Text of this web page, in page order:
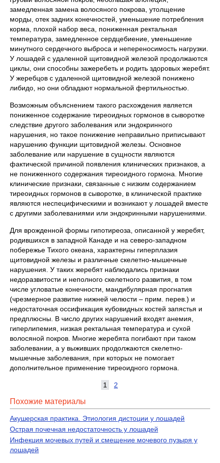
замедленная замена волосяного покрова, утолщение
морды, отек задних конечностей, уменьшение потребления
корма, плохой набор веса, пониженная ректальная
температура, замедленное сердцебиение, уменьшение
минутного сердечного выброса и непереносимость нагрузки.
У лошадей с удаленной щитовидной железой продолжаются
циклы, они способны зажеребеть и родить здоровых жеребят.
У жеребцов с удаленной щитовидной железой понижено
либидо, но они обладают нормальной фертильностью.
Возможным объяснением такого расхождения является
пониженное содержание тиреоидных гормонов в сыворотке
следствие другого заболевания или эндокринного
нарушения, но такое понижение неправильно приписывают
нарушению функции щитовидной железы. Основное
заболевание или нарушение в сущности являются
фактической причиной появления клинических признаков, а
не пониженного содержания тиреоидного гормона. Многие
клинические признаки, связанные с низким содержанием
тиреоидных гормонов в сыворотке, в клинической практике
являются неспецифическими и возникают у лошадей вместе
с другими заболеваниями или эндокринными нарушениями.
Для врожденной формы гипотиреоза, описанной у жеребят,
родившихся в западной Канаде и на северо-западном
побережье Тихого океана, характерны гиперплазия
щитовидной железы и различные скелетно-мышечные
нарушения. У таких жеребят наблюдались признаки
недоразвитости и неполного скелетного развития, в том
числе угловатые конечности, мандибулярная прогнатия
(чрезмерное развитие нижней челюсти – прим. перев.) и
недостаточная оссификация кубовидных костей запястья и
предплюсны. В число других нарушений входят анемия,
гиперлипемия, низкая ректальная температура и сухой
волосяной покров. Многие жеребята погибают при таком
заболевании, а у выживших продолжаются скелетно-
мышечные заболевания, при которых не помогает
дополнительное применение тиреоидного гормона.
1 2
Похожие материалы
Акушерская практика. Этиология дистоции у лошадей
Острая почечная недостаточность у лошадей
Инфекция мочевых путей и смещение мочевого пузыря у
лошадей